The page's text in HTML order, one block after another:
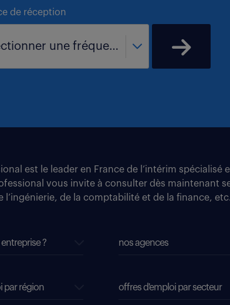
de réception
- sélectionner une fréquence -
est le leader en France de l’intérim
vous invite à consulter dès maintenant
l’ingénierie, de la comptabilité et de la finance, etc.
? nos agences
par région offres d'emploi par secteur